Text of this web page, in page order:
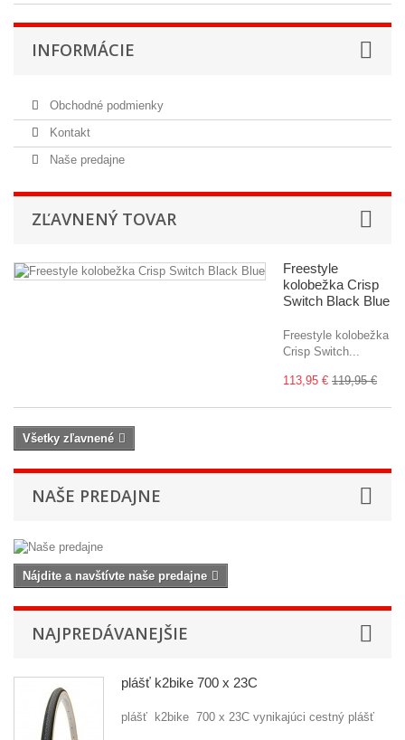
INFORMÁCIE
Obchodné podmienky
Kontakt
Naše predajne
ZĽAVNENÝ TOVAR
Freestyle
kolobežka Crisp
Switch Black Blue
Freestyle kolobežka
Crisp Switch...
113,95 € 119,95 €
Všetky zľavnené
NAŠE PREDAJNE
Nájdite a navštívte naše predajne
NAJPREDÁVANEJŠIE
plášť k2bike 700 x 23C
plášť k2bike 700 x 23C vynikajúci cestný plášť